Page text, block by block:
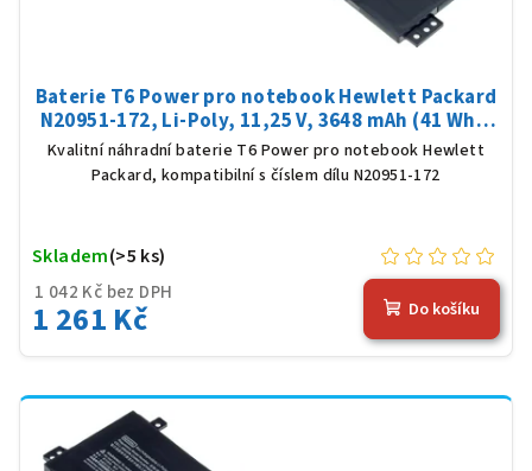
Baterie T6 Power pro notebook Hewlett Packard
N20951-172, Li-Poly, 11,25 V, 3648 mAh (41 Wh),
černá
Kvalitní náhradní baterie T6 Power pro notebook Hewlett
Packard, kompatibilní s číslem dílu N20951-172
1 042 Kč bez DPH
1 261 Kč
Skladem(>5 ks)
Do košíku